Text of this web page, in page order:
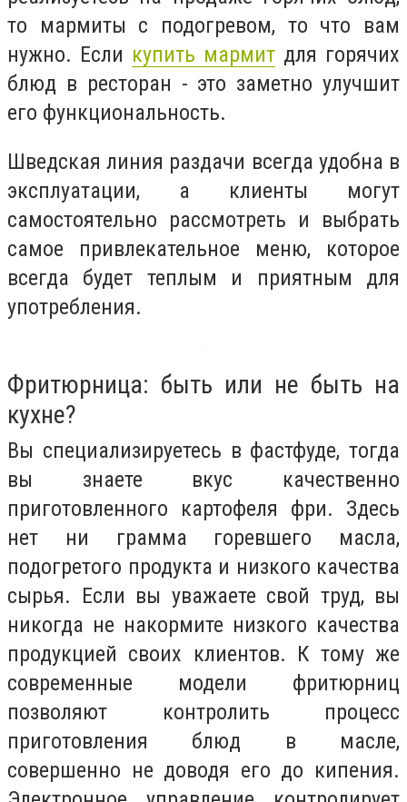
то мармиты с подогревом, то что вам
нужно. Если купить мармит для горячих
блюд в ресторан - это заметно улучшит
его функциональность.
Шведская линия раздачи всегда удобна в
эксплуатации, а клиенты могут
самостоятельно рассмотреть и выбрать
самое привлекательное меню, которое
всегда будет теплым и приятным для
употребления.
Фритюрница: быть или не быть на
кухне?
Вы специализируетесь в фастфуде, тогда
вы знаете вкус качественно
приготовленного картофеля фри. Здесь
нет ни грамма горевшего масла,
подогретого продукта и низкого качества
сырья. Если вы уважаете свой труд, вы
никогда не накормите низкого качества
продукцией своих клиентов. К тому же
современные модели фритюрниц
позволяют контролить процесс
приготовления блюд в масле,
совершенно не доводя его до кипения.